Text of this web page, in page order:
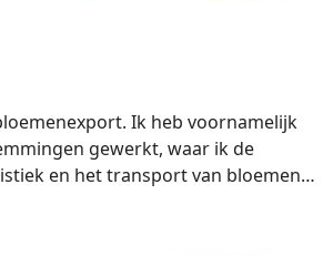
Ik heb voornamelijk
gewerkt, waar ik de
en het transport van bloemen